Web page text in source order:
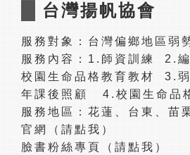
台灣揚帆協會
服務對象：台灣偏鄉地區弱
服務內容：1.師資訓練 2.
校園生命品格教育教材 3.
年課後照顧 4.校園生命品
服務地區：花蓮、台東、苗
官網（請點我）
臉書粉絲專頁（請點我）